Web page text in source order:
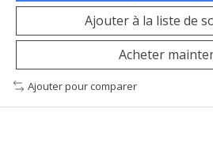
Ajouter à la liste de
Acheter
Ajouter pour comparer